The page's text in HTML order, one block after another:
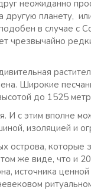
неожиданно
планету,
в случае с
чрезвычайно
Широкие
до 1525
И с этим вполне
изоляцией и
острова,
же виде, что и
источника